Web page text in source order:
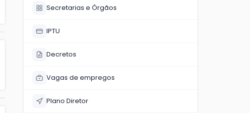
Secretarias e Órgãos
IPTU
Decretos
Vagas de empregos
Plano Diretor